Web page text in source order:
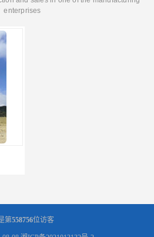
enterprises
第558756位访客